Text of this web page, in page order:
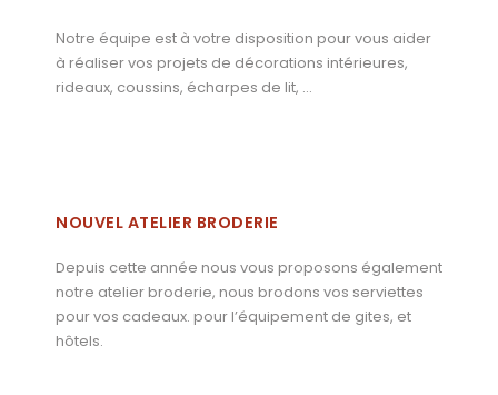
Notre équipe est à votre disposition pour vous aider
à réaliser vos projets de décorations intérieures,
rideaux, coussins, écharpes de lit, …
NOUVEL ATELIER BRODERIE
Depuis cette année nous vous proposons également
notre atelier broderie, nous brodons vos serviettes
pour vos cadeaux. pour l’équipement de gites, et
hôtels.